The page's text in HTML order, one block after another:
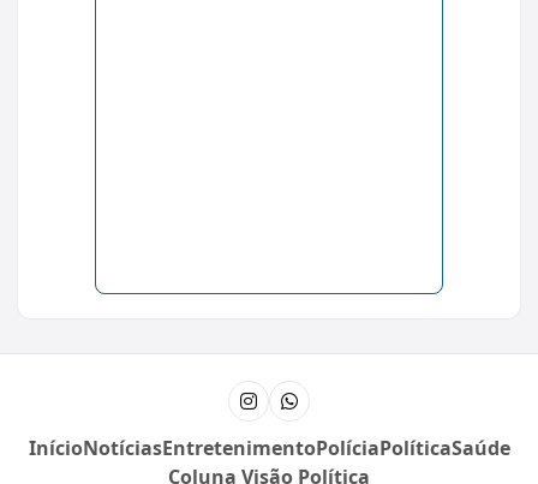
InstagramCanal do WhatsApp
InícioNotíciasEntretenimentoPolíciaPolíticaSaúde
Coluna Visão Política